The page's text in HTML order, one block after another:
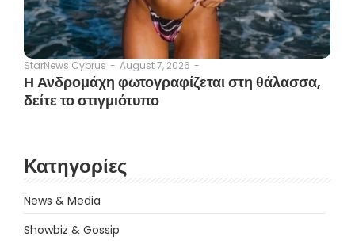
StarNews Cyprus - August 7, 2026 -
Η Ανδρομάχη φωτογραφίζεται στη θάλασσα,
δείτε το στιγμιότυπο
Κατηγορίες
News & Media
Showbiz & Gossip